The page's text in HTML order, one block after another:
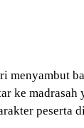
menyambut
ke
peserta